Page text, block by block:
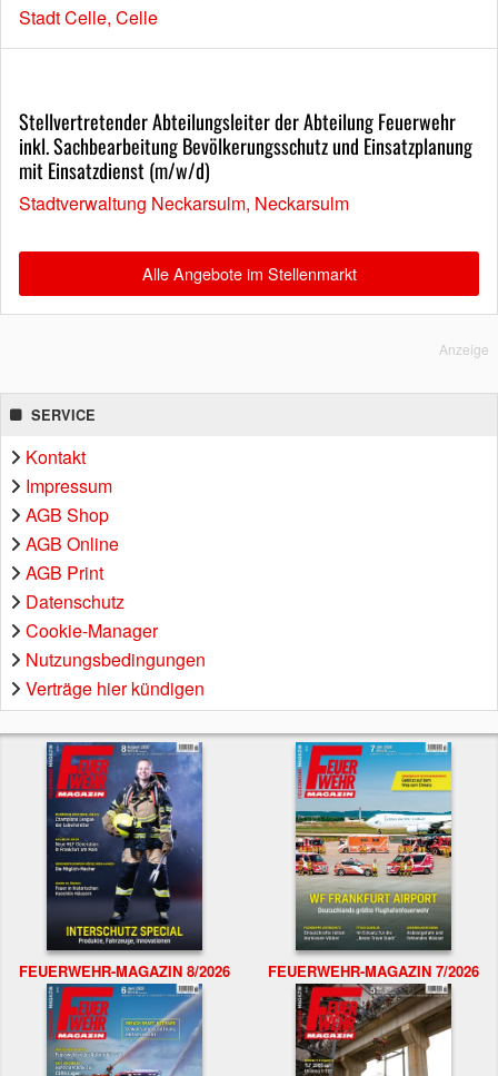
Stadt Celle, Celle
Stellvertretender Abteilungsleiter der Abteilung Feuerwehr
inkl. Sachbearbeitung Bevölkerungsschutz und Einsatzplanung
mit Einsatzdienst (m/w/d)
Stadtverwaltung Neckarsulm, Neckarsulm
Alle Angebote im Stellenmarkt
Anzeige
SERVICE
Kontakt
Impressum
AGB Shop
AGB Online
AGB Print
Datenschutz
Cookie-Manager
Nutzungsbedingungen
Verträge hier kündigen
FEUERWEHR-MAGAZIN 8/2026 FEUERWEHR-MAGAZIN 7/2026